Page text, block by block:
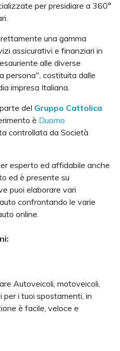
per presidiare a 360°
una gamma
assicurativi e finanziari in
alle diverse
persona", costituita dalle
impresa Italiana.
del Gruppo Cattolica
è Duomo
controllata da Società
esperto ed affidabile anche
ed è presente su
puoi elaborare vari
confrontando le varie
online.
Autoveicoli, motoveicoli,
per i tuoi spostamenti, in
è facile, veloce e